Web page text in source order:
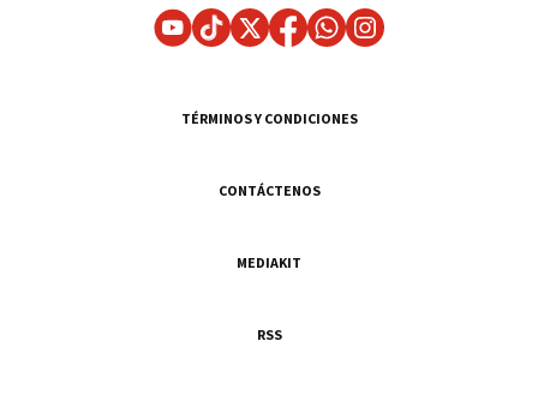
TÉRMINOS Y CONDICIONES
CONTÁCTENOS
MEDIAKIT
RSS